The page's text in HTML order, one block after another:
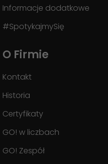
Informacje dodatkowe
#SpotykajmySię
O Firmie
Kontakt
Historia
Certyfikaty
GO! w liczbach
GO! Zespół